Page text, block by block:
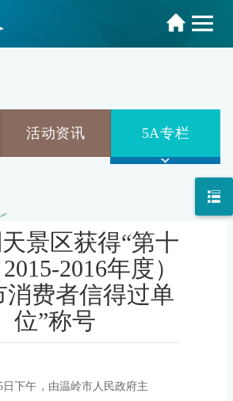
活动资讯 5A专栏
景区获得“第十
2016年度）
消费者信得过单
位”称号
日下午，由温岭市人民政府主